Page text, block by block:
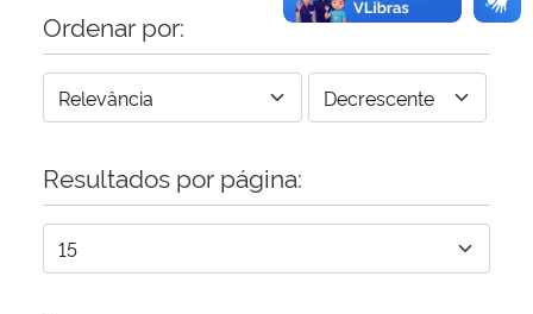
Ordenar por:
Resultados por página: